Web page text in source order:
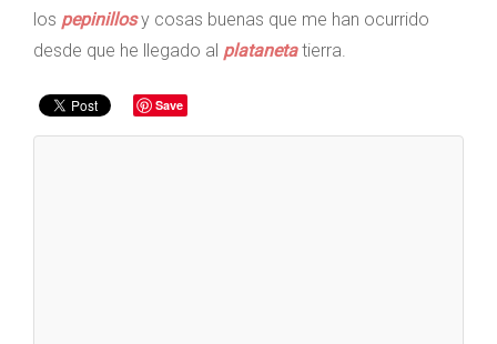
los pepinillosy cosas buenas que me han ocurrido
desde que he llegado al platanetatierra.
Save